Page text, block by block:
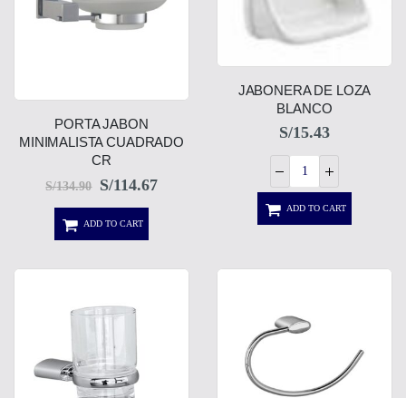
PORTA JABON
MINIMALISTA CUADRADO
CR
S/134.90 S/114.67
ADD TO CART
JABONERA DE LOZA
BLANCO
S/15.43
ADD TO CART